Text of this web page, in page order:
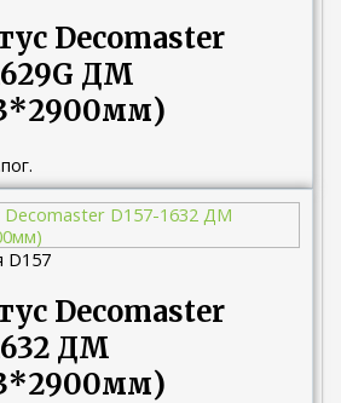
Decomaster
ДМ
D157
Decomaster
ДМ